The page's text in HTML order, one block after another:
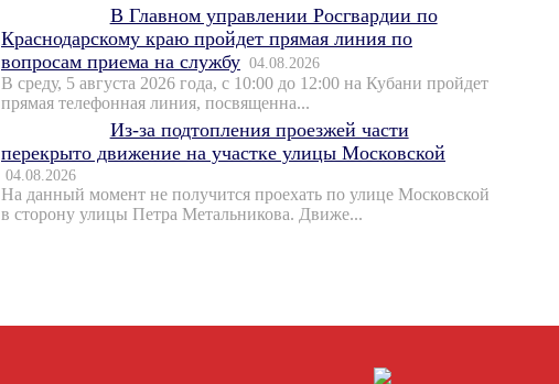
В Главном управлении Росгвардии по
Краснодарскому краю пройдет прямая линия по
вопросам приема на службу 04.08.2026
В среду, 5 августа 2026 года, с 10:00 до 12:00 на Кубани пройдет
прямая телефонная линия, посвященна...
Из-за подтопления проезжей части
перекрыто движение на участке улицы Московской
04.08.2026
На данный момент не получится проехать по улице Московской
в сторону улицы Петра Метальникова. Движе...